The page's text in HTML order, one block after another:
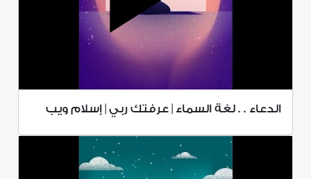
الدعاء . . لغة السماء | عرفتك ربي | إسلام ويب